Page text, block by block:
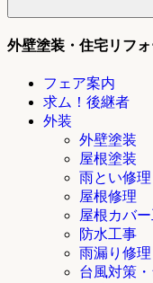
外壁塗装・住宅リフ
フェア案内
求ム！後継者
外装
外壁塗装
屋根塗装
雨とい修理
屋根修理
屋根カバ
防水工事
雨漏り修理
台風対策